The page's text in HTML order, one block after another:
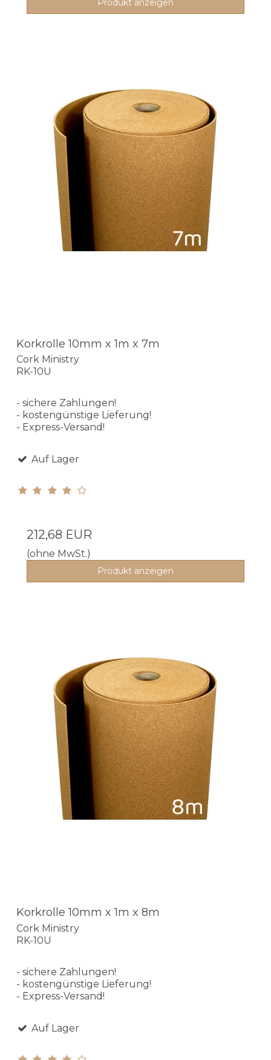
Produkt anzeigen
Korkrolle 10mm x 1m x 7m
Cork Ministry
RK-10U
- sichere Zahlungen!
- kostengünstige Lieferung!
- Express-Versand!
Auf Lager
212,68 EUR
(ohne MwSt.)
Produkt anzeigen
Korkrolle 10mm x 1m x 8m
Cork Ministry
RK-10U
- sichere Zahlungen!
- kostengünstige Lieferung!
- Express-Versand!
Auf Lager